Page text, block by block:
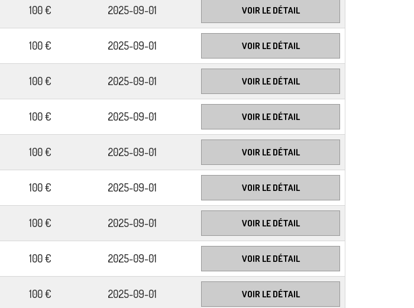
100 € 2025-09-01 VOIR LE DÉTAIL
100 € 2025-09-01 VOIR LE DÉTAIL
100 € 2025-09-01 VOIR LE DÉTAIL
100 € 2025-09-01 VOIR LE DÉTAIL
100 € 2025-09-01 VOIR LE DÉTAIL
100 € 2025-09-01 VOIR LE DÉTAIL
100 € 2025-09-01 VOIR LE DÉTAIL
100 € 2025-09-01 VOIR LE DÉTAIL
100 € 2025-09-01 VOIR LE DÉTAIL